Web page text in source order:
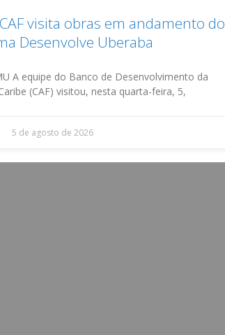
visita obras em andamento do
Desenvolve Uberaba
A equipe do Banco de Desenvolvimento da
(CAF) visitou, nesta quarta-feira, 5,
5 de agosto de 2026